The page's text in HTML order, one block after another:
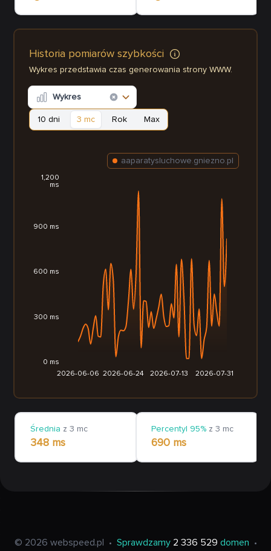
Historia pomiarów szybkości
Wykres przedstawia czas generowania strony WWW.
Wykres
10 dni 3 mc Rok Max
2026-06-06 2026-06-24 2026-07-13 2026-07-31
0 ms
300 ms
600 ms
900 ms
1,200
ms
aaparatysluchowe.gniezno.pl
Średnia z 3 mc
348 ms
Percentyl 95% z 3 mc
690 ms
© 2026 webspeed.pl • Sprawdzamy 2 336 529 domen •